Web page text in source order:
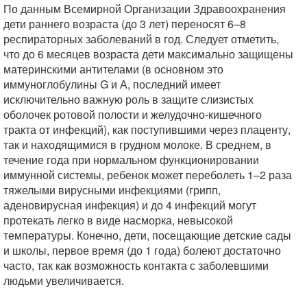
По данным Всемирной Организации Здравоохранения
дети раннего возраста (до 3 лет) переносят 6–8
респираторных заболеваний в год. Следует отметить,
что до 6 месяцев возраста дети максимально защищены
материнскими антителами (в основном это
иммуноглобулины G и А, последний имеет
исключительно важную роль в защите слизистых
оболочек ротовой полости и желудочно-кишечного
тракта от инфекций), как поступившими через плаценту,
так и находящимися в грудном молоке. В среднем, в
течение года при нормальном функционировании
иммунной системы, ребенок может переболеть 1–2 раза
тяжелыми вирусными инфекциями (грипп,
аденовирусная инфекция) и до 4 инфекций могут
протекать легко в виде насморка, невысокой
температуры. Конечно, дети, посещающие детские сады
и школы, первое время (до 1 года) болеют достаточно
часто, так как возможность контакта с заболевшими
людьми увеличивается.